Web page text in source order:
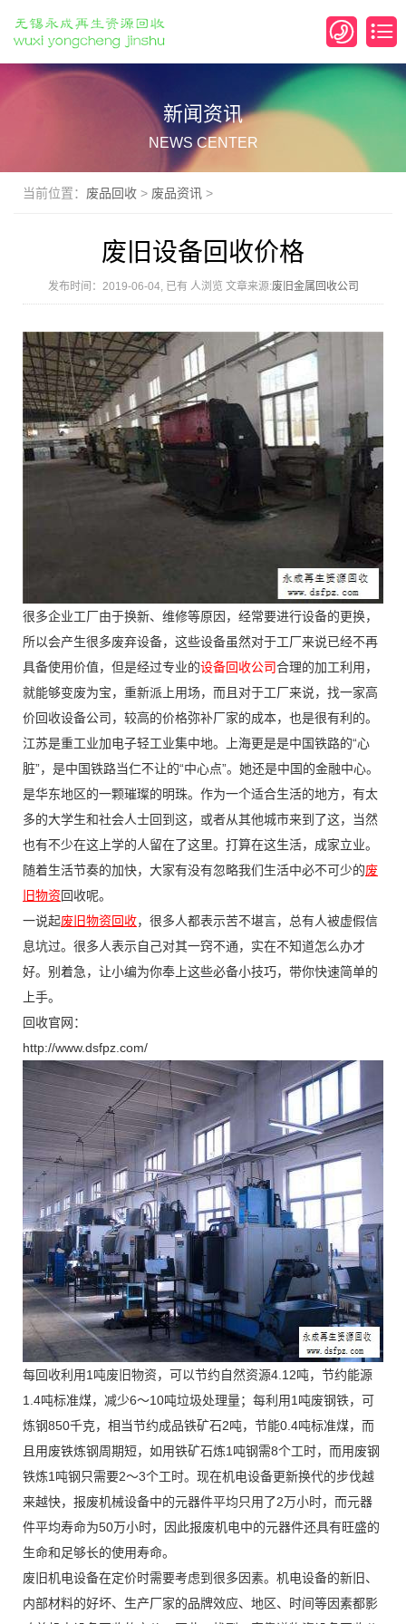
新闻资讯
NEWS CENTER
当前位置： 废品回收 > 废品资讯 >
废旧设备回收价格
发布时间：2019-06-04, 已有 人浏览 文章来源:废旧金属回收公司
很多企业工厂由于换新、维修等原因，经常要进行设备的更换，
所以会产生很多废弃设备，这些设备虽然对于工厂来说已经不再
具备使用价值，但是经过专业的设备回收公司合理的加工利用，
就能够变废为宝，重新派上用场，而且对于工厂来说，找一家高
价回收设备公司，较高的价格弥补厂家的成本，也是很有利的。
江苏是重工业加电子轻工业集中地。上海更是是中国铁路的“心
脏”，是中国铁路当仁不让的“中心点”。她还是中国的金融中心。
是华东地区的一颗璀璨的明珠。作为一个适合生活的地方，有太
多的大学生和社会人士回到这，或者从其他城市来到了这，当然
也有不少在这上学的人留在了这里。打算在这生活，成家立业。
随着生活节奏的加快，大家有没有忽略我们生活中必不可少的废
旧物资回收呢。
一说起废旧物资回收，很多人都表示苦不堪言，总有人被虚假信
息坑过。很多人表示自己对其一窍不通，实在不知道怎么办才
好。别着急，让小编为你奉上这些必备小技巧，带你快速简单的
上手。
回收官网：
http://www.dsfpz.com/
每回收利用1吨废旧物资，可以节约自然资源4.12吨，节约能源
1.4吨标准煤，减少6～10吨垃圾处理量；每利用1吨废钢铁，可
炼钢850千克，相当节约成品铁矿石2吨，节能0.4吨标准煤，而
且用废铁炼钢周期短，如用铁矿石炼1吨钢需8个工时，而用废钢
铁炼1吨钢只需要2～3个工时。现在机电设备更新换代的步伐越
来越快，报废机械设备中的元器件平均只用了2万小时，而元器
件平均寿命为50万小时，因此报废机电中的元器件还具有旺盛的
生命和足够长的使用寿命。
废旧机电设备在定价时需要考虑到很多因素。机电设备的新旧、
内部材料的好坏、生产厂家的品牌效应、地区、时间等因素都影